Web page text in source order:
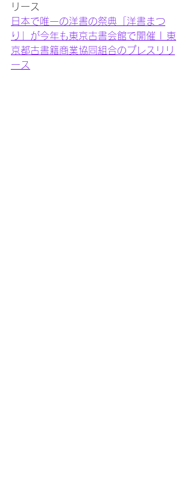
リース
日本で唯一の洋書の祭典「洋書まつ
り」が今年も東京古書会館で開催 | 東
京都古書籍商業協同組合のプレスリリ
ース